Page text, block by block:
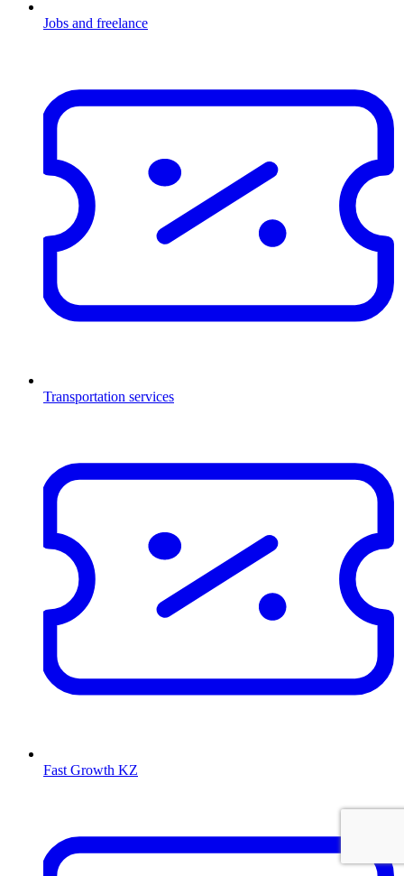
Jobs and freelance
Transportation services
Fast Growth KZ